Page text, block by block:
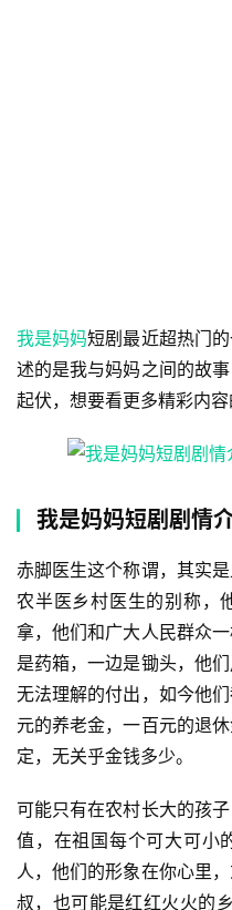
我是妈妈短剧最近超热门
述的是我与妈妈之间的故
起伏，想要看更多精彩内容
我是妈妈短剧剧情
赤脚医生这个称谓，其实
农半医乡村医生的别称，
拿，他们和广大人民群众
是药箱，一边是锄头，他
无法理解的付出，如今他
元的养老金，一百元的退
定，无关乎金钱多少。
可能只有在农村长大的孩
值，在祖国每个可大可小
人，他们的形象在你心里
叔，也可能是红红火火的